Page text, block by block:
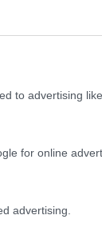
to advertising
for online
advertising.
come i winXp
se non sono
arriverete mai